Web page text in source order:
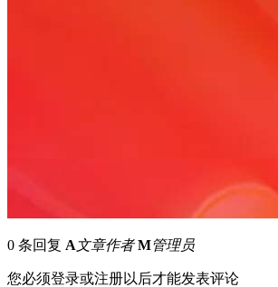
0 条回复 A文章作者 M管理员
您必须登录或注册以后才能发表评论